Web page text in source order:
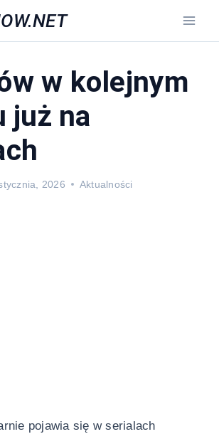
w kolejnym
już na
2026 Aktualności
pojawia się w serialach